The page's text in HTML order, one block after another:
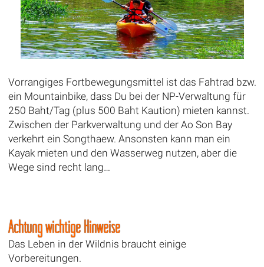
Vorrangiges Fortbewegungsmittel ist das Fahtrad bzw.
ein Mountainbike, dass Du bei der NP-Verwaltung für
250 Baht/Tag (plus 500 Baht Kaution) mieten kannst.
Zwischen der Parkverwaltung und der Ao Son Bay
verkehrt ein Songthaew. Ansonsten kann man ein
Kayak mieten und den Wasserweg nutzen, aber die
Wege sind recht lang…
Achtung wichtige Hinweise
Das Leben in der Wildnis braucht einige
Vorbereitungen.